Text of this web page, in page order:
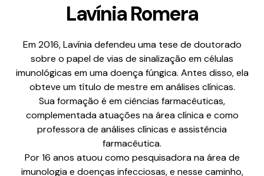
Lavínia Romera
Em 2016, Lavínia defendeu uma tese de doutorado
sobre o papel de vias de sinalização em células
imunológicas em uma doença fúngica. Antes disso, ela
obteve um título de mestre em análises clínicas.
Sua formação é em ciências farmacêuticas,
complementada atuações na área clínica e como
professora de análises clínicas e assistência
farmacêutica.
Por 16 anos atuou como pesquisadora na área de
imunologia e doenças infecciosas, e nesse caminho,